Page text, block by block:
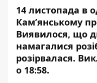
14 листопада в
Кам’янському
Виявилося, що
намагалися
розірвалася.
о 18:58.